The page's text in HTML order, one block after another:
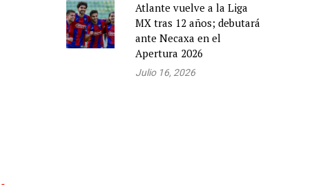
Atlante vuelve a la Liga
MX tras 12 años; debutará
ante Necaxa en el
Apertura 2026
Julio 16, 2026